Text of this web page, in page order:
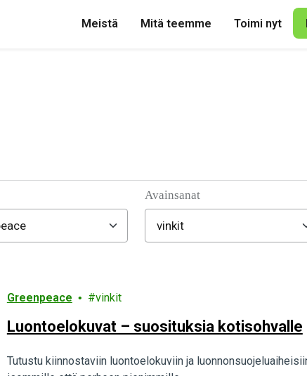
Meistä Mitä teemme Toimi nyt
Avainsanat
Greenpeace vinkit
Luontoelokuvat – suosituksia kotisohvalle
Tutustu kiinnostaviin luontoelokuviin ja